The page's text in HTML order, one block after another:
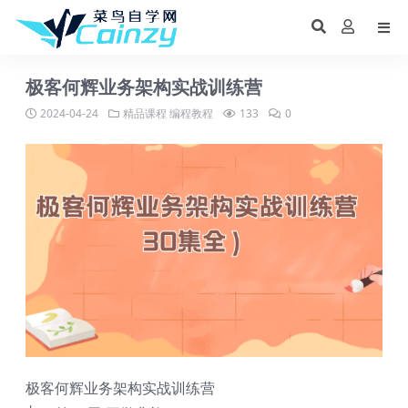
极客何辉业务架构实战训练营
2024-04-24 精品课程 编程教程 133 0
极客何辉业务架构实战训练营